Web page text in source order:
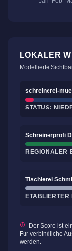
LOKALER
Modellierte
schreinerei-
STATUS:
Schreinerprofi
REGIONALER
Tischlerei
ETABLIERTER
Der Score ist
Für verbindliche
werden.